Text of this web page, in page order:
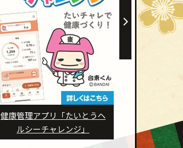
子育て手続きガイドをご利用
ください！
事のため休